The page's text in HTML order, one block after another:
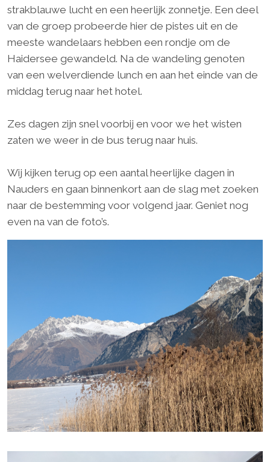
strakblauwe lucht en een heerlijk zonnetje. Een deel
van de groep probeerde hier de pistes uit en de
meeste wandelaars hebben een rondje om de
Haidersee gewandeld. Na de wandeling genoten
van een welverdiende lunch en aan het einde van de
middag terug naar het hotel.
Zes dagen zijn snel voorbij en voor we het wisten
zaten we weer in de bus terug naar huis.
Wij kijken terug op een aantal heerlijke dagen in
Nauders en gaan binnenkort aan de slag met zoeken
naar de bestemming voor volgend jaar. Geniet nog
even na van de foto’s.